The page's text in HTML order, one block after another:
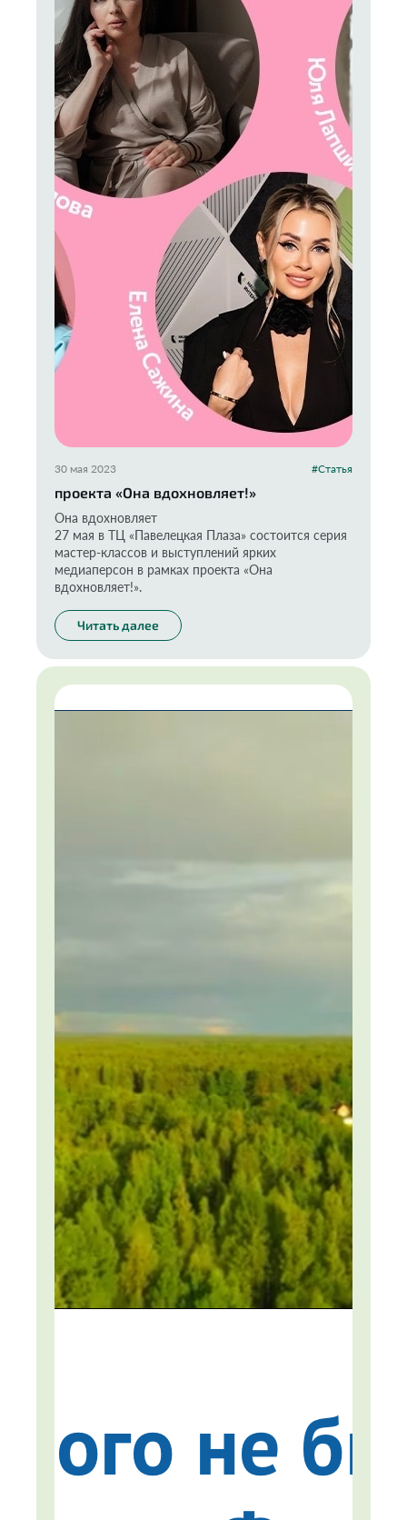
30 мая 2023 #Статья
проекта «Она вдохновляет!»
Она вдохновляет
27 мая в ТЦ «Павелецкая Плаза» состоится серия
мастер-классов и выступлений ярких
медиаперсон в рамках проекта «Она
вдохновляет!».
Читать далее